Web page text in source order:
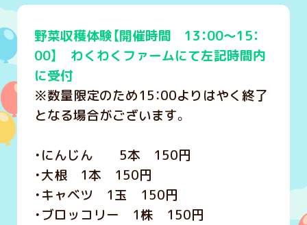
野菜収穫体験【開催時間 13：00～15：
00】 わくわくファームにて左記時間内
に受付
※数量限定のため15：00よりはやく終了
となる場合がございます。
・にんじん 5本 150円
・大根 1本 150円
・キャベツ 1玉 150円
・ブロッコリー 1株 150円